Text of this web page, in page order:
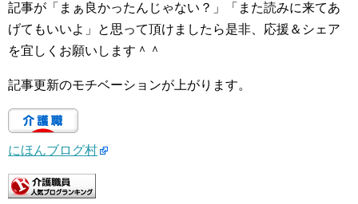
記事が「まぁ良かったんじゃない？」「また読みに来てあ
げてもいいよ」と思って頂けましたら是非、応援＆シェア
を宜しくお願いします＾＾
記事更新のモチベーションが上がります。
にほんブログ村